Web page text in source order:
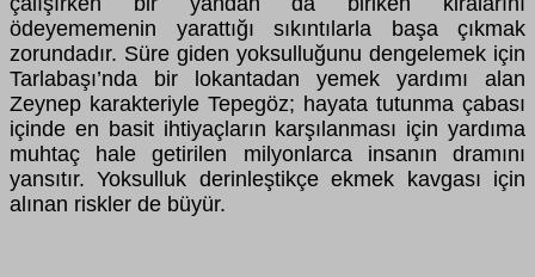
ödeyememenin yarattığı sıkıntılarla başa çıkmak
zorundadır. Süre giden yoksulluğunu dengelemek için
Tarlabaşı’nda bir lokantadan yemek yardımı alan
Zeynep karakteriyle Tepegöz; hayata tutunma çabası
içinde en basit ihtiyaçların karşılanması için yardıma
muhtaç hale getirilen milyonlarca insanın dramını
yansıtır. Yoksulluk derinleştikçe ekmek kavgası için
alınan riskler de büyür.